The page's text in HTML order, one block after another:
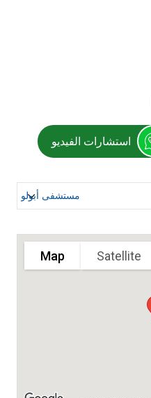
استشارات الفيديو
Map Satellite